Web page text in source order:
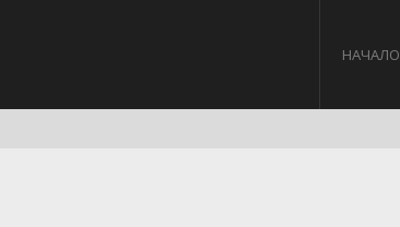
НАЧАЛО